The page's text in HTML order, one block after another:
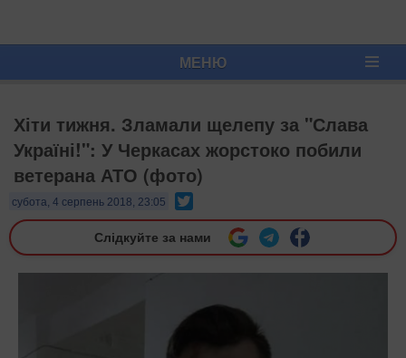
МЕНЮ
Хіти тижня. Зламали щелепу за "Слава
Україні!": У Черкасах жорстоко побили
ветерана АТО (фото)
субота, 4 серпень 2018, 23:05
Слідкуйте за нами